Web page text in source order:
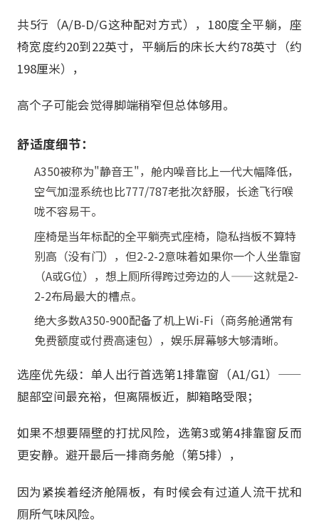
共5行（A/B-D/G这种配对方式），180度全平躺，座
椅宽度约20到22英寸，平躺后的床长大约78英寸（约
198厘米），
高个子可能会觉得脚端稍窄但总体够用。
舒适度细节：
A350被称为"静音王"，舱内噪音比上一代大幅降低，
空气加湿系统也比777/787老批次舒服，长途飞行喉
咙不容易干。
座椅是当年标配的全平躺壳式座椅，隐私挡板不算特
别高（没有门），但2-2-2意味着如果你一个人坐靠窗
（A或G位），想上厕所得跨过旁边的人——这就是2-
2-2布局最大的槽点。
绝大多数A350-900配备了机上Wi-Fi（商务舱通常有
免费额度或付费高速包），娱乐屏幕够大够清晰。
选座优先级：单人出行首选第1排靠窗（A1/G1）——
腿部空间最充裕，但离隔板近，脚箱略受限；
如果不想要隔壁的打扰风险，选第3或第4排靠窗反而
更安静。避开最后一排商务舱（第5排），
因为紧挨着经济舱隔板，有时候会有过道人流干扰和
厕所气味风险。